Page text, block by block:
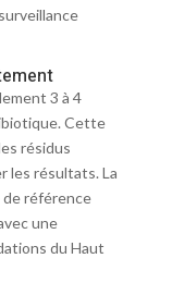
3 à 4
Cette
résidus
les résultats. La
référence
une
du Haut